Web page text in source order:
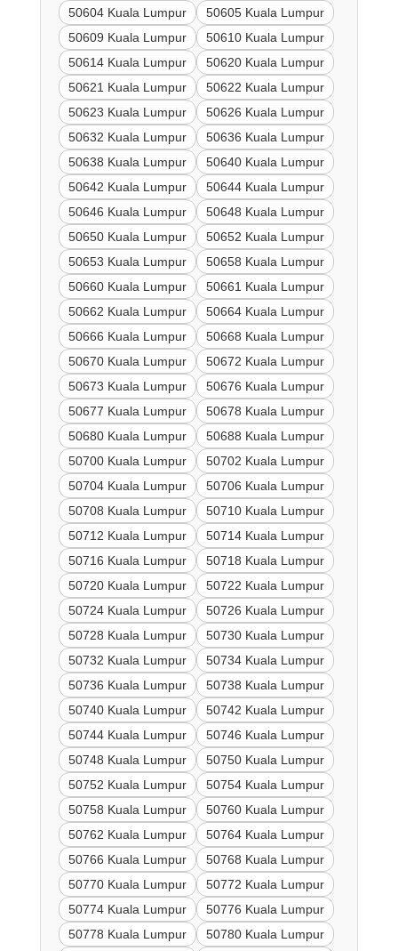
50604 Kuala Lumpur
50605 Kuala Lumpur
50609 Kuala Lumpur
50610 Kuala Lumpur
50614 Kuala Lumpur
50620 Kuala Lumpur
50621 Kuala Lumpur
50622 Kuala Lumpur
50623 Kuala Lumpur
50626 Kuala Lumpur
50632 Kuala Lumpur
50636 Kuala Lumpur
50638 Kuala Lumpur
50640 Kuala Lumpur
50642 Kuala Lumpur
50644 Kuala Lumpur
50646 Kuala Lumpur
50648 Kuala Lumpur
50650 Kuala Lumpur
50652 Kuala Lumpur
50653 Kuala Lumpur
50658 Kuala Lumpur
50660 Kuala Lumpur
50661 Kuala Lumpur
50662 Kuala Lumpur
50664 Kuala Lumpur
50666 Kuala Lumpur
50668 Kuala Lumpur
50670 Kuala Lumpur
50672 Kuala Lumpur
50673 Kuala Lumpur
50676 Kuala Lumpur
50677 Kuala Lumpur
50678 Kuala Lumpur
50680 Kuala Lumpur
50688 Kuala Lumpur
50700 Kuala Lumpur
50702 Kuala Lumpur
50704 Kuala Lumpur
50706 Kuala Lumpur
50708 Kuala Lumpur
50710 Kuala Lumpur
50712 Kuala Lumpur
50714 Kuala Lumpur
50716 Kuala Lumpur
50718 Kuala Lumpur
50720 Kuala Lumpur
50722 Kuala Lumpur
50724 Kuala Lumpur
50726 Kuala Lumpur
50728 Kuala Lumpur
50730 Kuala Lumpur
50732 Kuala Lumpur
50734 Kuala Lumpur
50736 Kuala Lumpur
50738 Kuala Lumpur
50740 Kuala Lumpur
50742 Kuala Lumpur
50744 Kuala Lumpur
50746 Kuala Lumpur
50748 Kuala Lumpur
50750 Kuala Lumpur
50752 Kuala Lumpur
50754 Kuala Lumpur
50758 Kuala Lumpur
50760 Kuala Lumpur
50762 Kuala Lumpur
50764 Kuala Lumpur
50766 Kuala Lumpur
50768 Kuala Lumpur
50770 Kuala Lumpur
50772 Kuala Lumpur
50774 Kuala Lumpur
50776 Kuala Lumpur
50778 Kuala Lumpur
50780 Kuala Lumpur